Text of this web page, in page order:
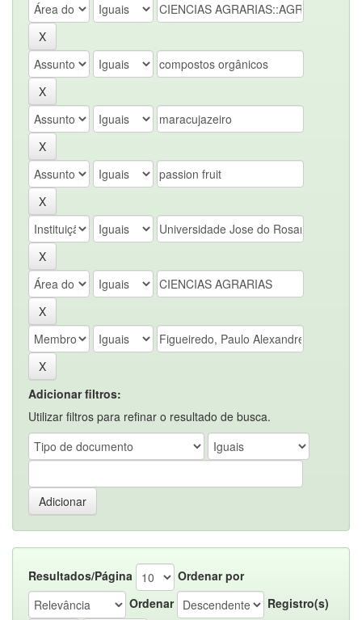
Adicionar filtros:
Utilizar filtros para refinar o resultado de busca.
Resultados/Página
Ordenar por
Ordenar
Registro(s)